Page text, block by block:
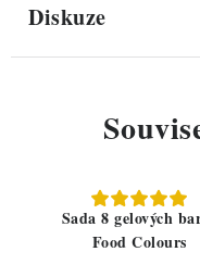
Diskuze
Sada 8 gelových
Food Colours